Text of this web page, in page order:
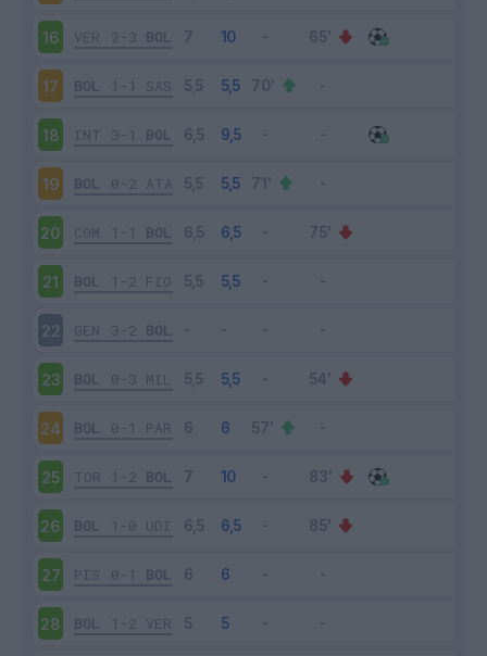
16 VER 2-3 BOL
17 BOL 1-1 SAS
18 INT 3-1 BOL
19 BOL 0-2 ATA
20 COM 1-1 BOL
21 BOL 1-2 FIO
22 GEN 3-2 BOL
23 BOL 0-3 MIL
24 BOL 0-1 PAR
25 TOR 1-2 BOL
26 BOL 1-0 UDI
27 PIS 0-1 BOL
28 BOL 1-2 VER